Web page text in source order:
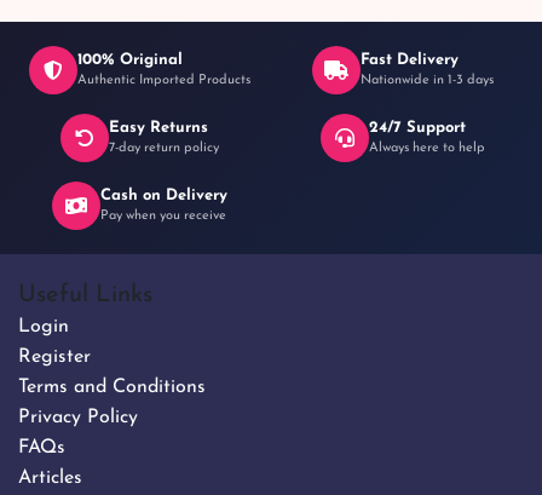
100% Original
Authentic Imported Products
Fast Delivery
Nationwide in 1-3 days
Easy Returns
7-day return policy
24/7 Support
Always here to help
Cash on Delivery
Pay when you receive
Useful Links
Login
Register
Terms and Conditions
Privacy Policy
FAQs
Articles